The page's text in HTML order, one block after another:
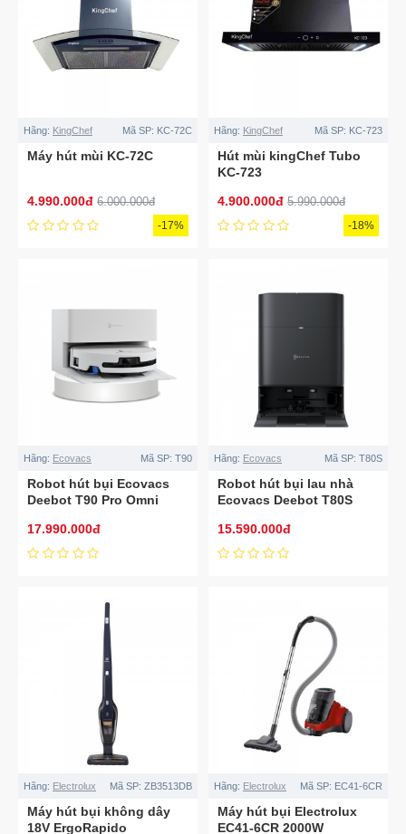
Hãng: KingChef Mã SP: KC-72C
Máy hút mùi KC-72C
4.990.000đ 6.000.000đ
-17%
Hãng: KingChef Mã SP: KC-723
Hút mùi kingChef Tubo
KC-723
4.900.000đ 5.990.000đ
-18%
Hãng: Ecovacs Mã SP: T90
Robot hút bụi Ecovacs
Deebot T90 Pro Omni
động cấp xả
17.990.000đ
Hãng: Ecovacs Mã SP: T80S
Robot hút bụi lau nhà
Ecovacs Deebot T80S
15.590.000đ
Hãng: Electrolux Mã SP: ZB3513DB
Máy hút bụi không dây
18V ErgoRapido
Hãng: Electrolux Mã SP: EC41-6CR
Máy hút bụi Electrolux
EC41-6CR 2000W